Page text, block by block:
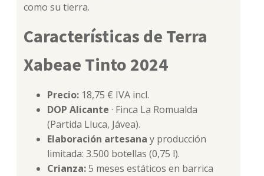
como su tierra.
Características de Terra
Xabeae Tinto 2024
Precio: 18,75 € IVA incl.
DOP Alicante · Finca La Romualda
(Partida Lluca, Jávea).
Elaboración artesana y producción
limitada: 3.500 botellas (0,75 l).
Crianza:5 meses estáticos en barrica